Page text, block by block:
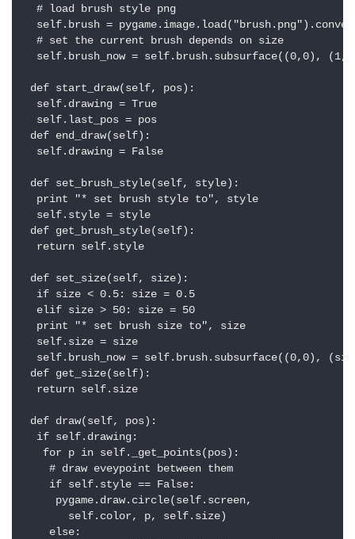
  # load brush style png
self.brush =
  # set the current brush depends on size
self.brush_now = self.brush.subsurface((0,0), (1,
def start_draw(self, pos):
  self.drawing = True
  self.last_pos = pos
def end_draw(self):
  self.drawing = False
def set_brush_style(self, style):
  print "* set brush style to", style
  self.style = style
def get_brush_style(self):
  return self.style
def set_size(self, size):
  if size < 0.5: size = 0.5
  elif size > 50: size = 50
  print "* set brush size to", size
  self.size = size
self.brush_now = self.brush.subsurface((0,0),
def get_size(self):
  return self.size
def draw(self, pos):
  if self.drawing:
   for p in self._get_points(pos):
    # draw eveypoint between them
    if self.style == False:
     pygame.draw.circle(self.screen,
       self.color, p, self.size)
    else: